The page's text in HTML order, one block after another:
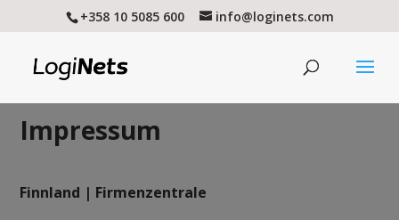
+358 10 5085 600 info@loginets.com
Impressum
Finnland | Firmenzentrale